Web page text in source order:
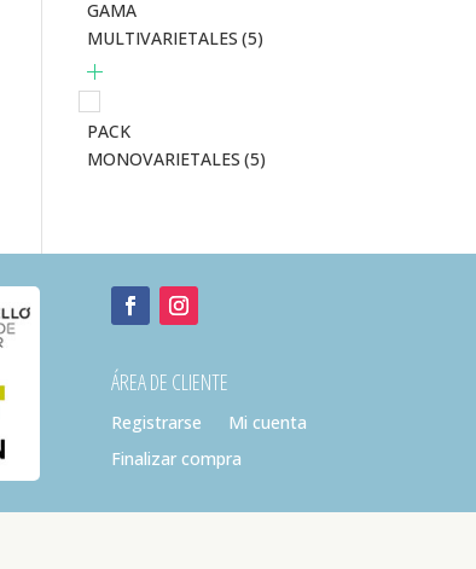
GAMA
MULTIVARIETALES (5)
PACK
MONOVARIETALES (5)
ÁREA DE CLIENTE
Registrarse
Mi cuenta
Finalizar compra